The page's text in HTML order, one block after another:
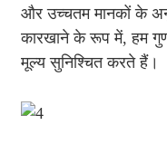
और उच्चतम मानकों के
कारखाने के रूप में, हम
मूल्य सुनिश्चित करते हैं।